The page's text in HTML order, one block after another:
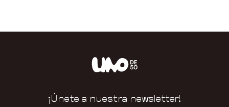
¡Únete a nuestra newsletter!